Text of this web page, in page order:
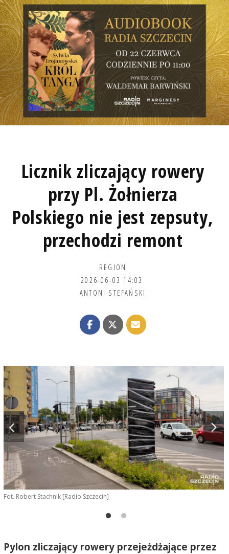
Licznik zliczający rowery
przy Pl. Żołnierza
Polskiego nie jest zepsuty,
przechodzi remont
REGION
2026-06-03 14:03
ANTONI STEFAŃSKI
Fot. Robert Stachnik [Radio Szczecin]
Pylon zliczający rowery przejeżdżające przez